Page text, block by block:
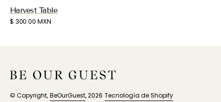
Harvest Table
Precio
$ 300.00 MXN
© Copyright, BeOurGuest, 2026 Tecnología de Shopify